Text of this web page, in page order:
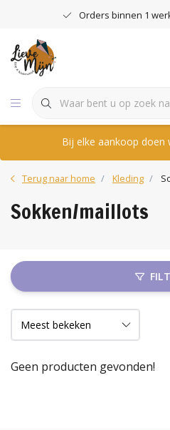
Orders binnen 1
Bij elke aankoop doen
Terug naar home Kleding
Sokken/maillots
Geen producten gevonden!